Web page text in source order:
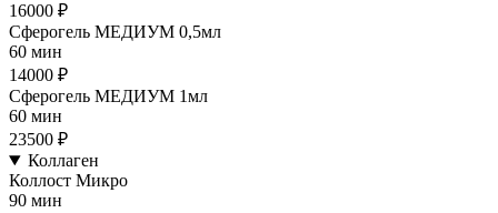
16000 ₽
Сферогель МЕДИУМ 0,5мл
60 мин
14000 ₽
Сферогель МЕДИУМ 1мл
60 мин
23500 ₽
Коллаген
Коллост Микро
90 мин